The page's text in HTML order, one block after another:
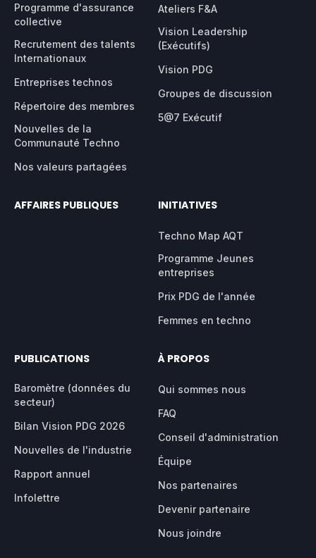
Programme d'assurance
collective
Recrutement des talents
Internationaux
Entreprises technos
Répertoire des membres
Nouvelles de la
Communauté Techno
Nos valeurs partagées
Ateliers F&A
Vision Leadership
(Exécutifs)
Vision PDG
Groupes de discussion
5@7 Exécutif
AFFAIRES PUBLIQUES INITIATIVES
Techno Map AQT
Programme Jeunes
entreprises
Prix PDG de l'année
Femmes en techno
PUBLICATIONS
Baromètre (données du
secteur)
Bilan Vision PDG 2026
Nouvelles de l'industrie
Rapport annuel
Infolettre
À PROPOS
Qui sommes nous
FAQ
Conseil d'administration
Équipe
Nos partenaires
Devenir partenaire
Nous joindre